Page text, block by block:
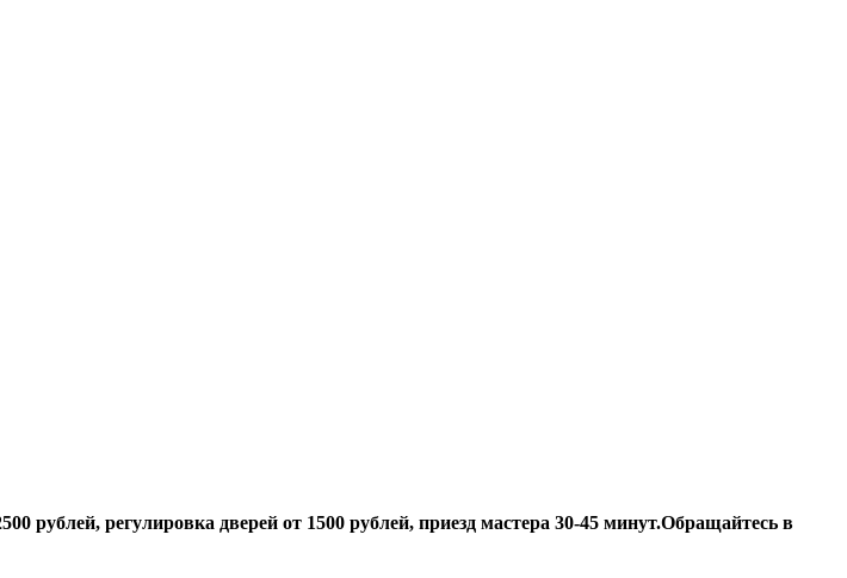
рублей, регулировка дверей от 1500 рублей, приезд мастера 30-45 минут.Обращайтесь в